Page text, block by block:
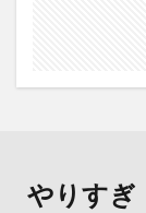
やりすぎ